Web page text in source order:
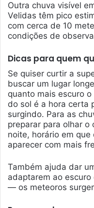
Outra chuva visível
Velidas têm pico
com cerca de 10
condições de
Dicas para quem
Se quiser curtir a
buscar um lugar
quanto mais escuro
do sol é a hora certa
surgindo. Para as
preparar para olhar
noite, horário em
aparecer com mais
Também ajuda dar
adaptarem ao
— os meteoros